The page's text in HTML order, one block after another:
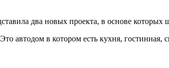
два новых проекта, в основе которых
автодом в котором есть кухня, гостинная,